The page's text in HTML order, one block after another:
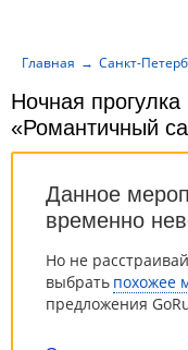
Данное
временно
Но не
выбрать похожее
предложения
Ночная
«Романтичный
Главная Санкт-